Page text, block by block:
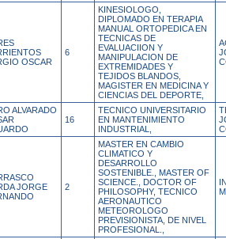
OSCAR
6
KINESIOLOGO,
DIPLOMADO EN TERAPIA
MANUAL ORTOPEDICA EN
TECNICAS DE
EVALUACIION Y
MANIPULACION DE
EXTREMIDADES Y
TEJIDOS BLANDOS,
MAGISTER EN MEDICINA Y
CIENCIAS DEL DEPORTE,
ALVARADO
16
TECNICO UNIVERSITARIO
EN MANTENIMIENTO
INDUSTRIAL,
JORGE
2
MASTER EN CAMBIO
CLIMATICO Y
DESARROLLO
SOSTENIBLE., MASTER OF
SCIENCE., DOCTOR OF
PHILOSOPHY, TECNICO
AERONAUTICO
METEOROLOGO
PREVISIONISTA, DE NIVEL
PROFESIONAL.,